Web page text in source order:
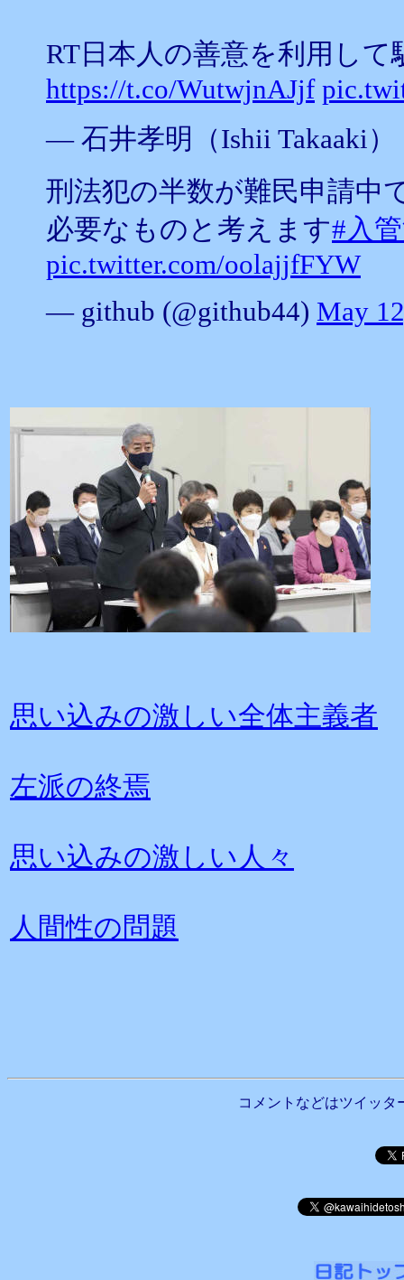
RT日本人の善意を利用し
https://t.co/WutwjnAJjf
— 石井孝明（Ishii Takaaki
刑法犯の半数が難民申請中
必要なものと考えます#入
pic.twitter.com/oolajjfFYW
— github (@github44) May
思い込みの激しい全体主義者
左派の終焉
思い込みの激しい人々
人間性の問題
コメントなどはツイッタ